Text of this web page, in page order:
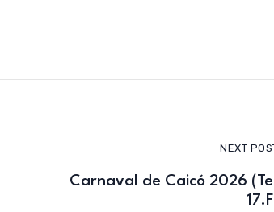
NEXT
Carnaval de Caicó 2026